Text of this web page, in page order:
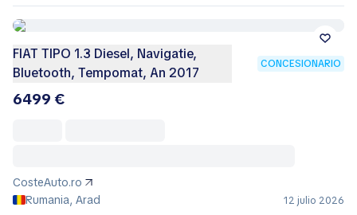
FIAT TIPO 1.3 Diesel, Navigatie,
Bluetooth, Tempomat, An 2017
CONCESIONARIO
6499 €
CosteAuto.ro
Rumania, Arad
12 julio 2026